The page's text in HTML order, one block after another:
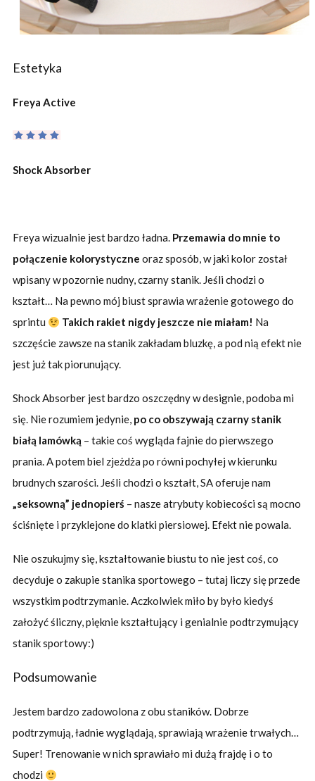
Estetyka
Freya Active
Shock Absorber
Freya wizualnie jest bardzo ładna. Przemawia do mnie to
połączenie kolorystyczne oraz sposób, w jaki kolor został
wpisany w pozornie nudny, czarny stanik. Jeśli chodzi o
kształt… Na pewno mój biust sprawia wrażenie gotowego do
sprintu
Takich rakiet nigdy jeszcze nie miałam! Na
szczęście zawsze na stanik zakładam bluzkę, a pod nią efekt nie
jest już tak piorunujący.
Shock Absorber jest bardzo oszczędny w designie, podoba mi
się. Nie rozumiem jedynie, po co obszywają czarny stanik
białą lamówką – takie coś wygląda fajnie do pierwszego
prania. A potem biel zjeżdża po równi pochyłej w kierunku
brudnych szarości. Jeśli chodzi o kształt, SA oferuje nam
„seksowną” jednopierś – nasze atrybuty kobiecości są mocno
ściśnięte i przyklejone do klatki piersiowej. Efekt nie powala.
Nie oszukujmy się, kształtowanie biustu to nie jest coś, co
decyduje o zakupie stanika sportowego – tutaj liczy się przede
wszystkim podtrzymanie. Aczkolwiek miło by było kiedyś
założyć śliczny, pięknie kształtujący i genialnie podtrzymujący
stanik sportowy:)
Podsumowanie
Jestem bardzo zadowolona z obu staników. Dobrze
podtrzymują, ładnie wyglądają, sprawiają wrażenie trwałych…
Super! Trenowanie w nich sprawiało mi dużą frajdę i o to
chodzi